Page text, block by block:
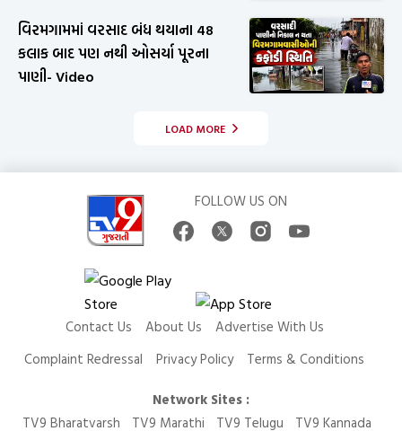
વિરમગામમાં વરસાદ બંધ થયાના 48
કલાક બાદ પણ નથી ઓસર્યા પૂરના
પાણી- Video
LOAD MORE
FOLLOW US ON
Contact Us About Us
Advertise With Us
Complaint Redressal
Privacy Policy
Terms & Conditions
Network Sites :
TV9 Bharatvarsh
TV9 Marathi TV9 Telugu TV9 Kannada